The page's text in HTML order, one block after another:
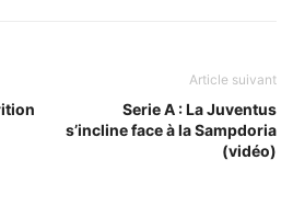
Article suivant
Serie A : La Juventus
s’incline face à la Sampdoria
(vidéo)